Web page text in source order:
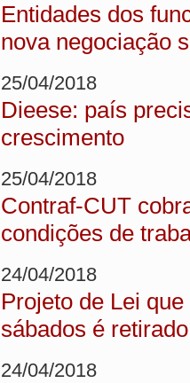
Entidades dos
nova negociação
25/04/2018
Dieese: país
crescimento
25/04/2018
Contraf-CUT
condições de
24/04/2018
Projeto de Lei
sábados é
24/04/2018